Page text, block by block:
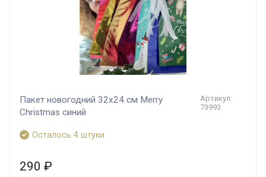
Пакет новогодний 32х24 см Merry
Christmas синий
Артикул:
73993
Осталось 4 штуки
290 ₽